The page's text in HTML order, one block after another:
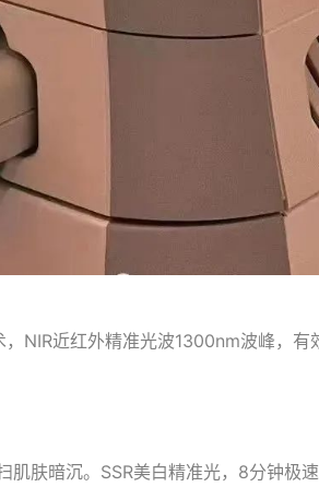
NIR近红外精准光波1300nm波峰，有
肤暗沉。SSR美白精准光，8分钟极